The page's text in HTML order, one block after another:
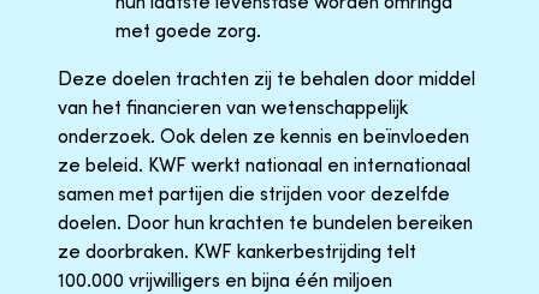
met goede zorg.
Deze doelen trachten zij te behalen door middel
van het financieren van wetenschappelijk
onderzoek. Ook delen ze kennis en beïnvloeden
ze beleid. KWF werkt nationaal en internationaal
samen met partijen die strijden voor dezelfde
doelen. Door hun krachten te bundelen bereiken
ze doorbraken. KWF kankerbestrijding telt
100.000 vrijwilligers en bijna één miljoen